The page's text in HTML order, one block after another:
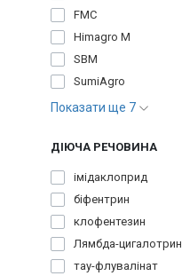
FMC
Himagro M
SBM
SumiAgro
Показати ще 7
ДІЮЧА РЕЧОВИНА
імідаклоприд
біфентрин
клофентезин
Лямбда-цигалотрин
тау-флувалінат